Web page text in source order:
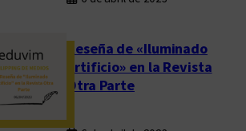
Reseña de «Iluminado
artificio» en la Revista
Otra Parte